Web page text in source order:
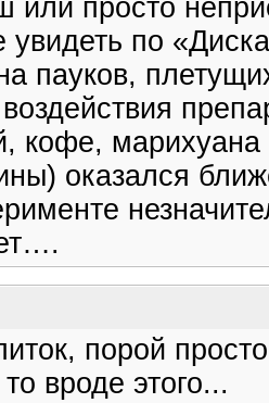
или просто
по
пауков,
кофе,
оказался
порой
вроде этого...